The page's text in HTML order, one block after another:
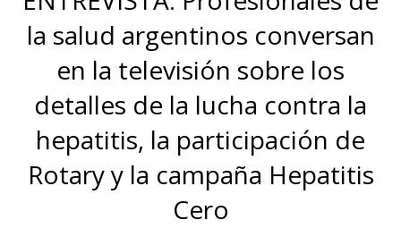
la salud argentinos conversan
en la televisión sobre los
detalles de la lucha contra la
hepatitis, la participación de
Rotary y la campaña Hepatitis
Cero